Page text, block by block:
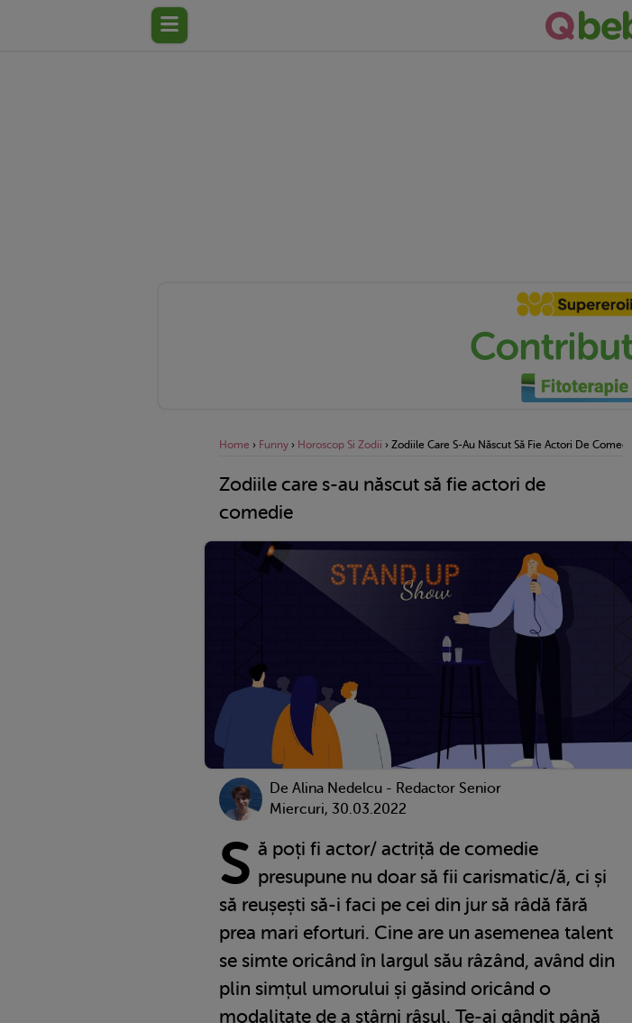
Home › Funny › Horoscop Si Zodii › Zodiile Care S-Au Născut Să Fie Actori De Comedie
Zodiile care s-au născut să fie actori de
comedie
De Alina Nedelcu - Redactor Senior
Miercuri, 30.03.2022
S ă poți fi actor/ actriță de comedie
presupune nu doar să fii carismatic/ă, ci și
să reușești să-i faci pe cei din jur să râdă fără
prea mari eforturi. Cine are un asemenea talent
se simte oricând în largul său râzând, având din
plin simțul umorului și găsind oricând o
modalitate de a stârni râsul. Te-ai gândit până